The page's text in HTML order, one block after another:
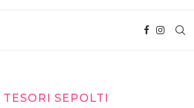
TESORI SEPOLTI